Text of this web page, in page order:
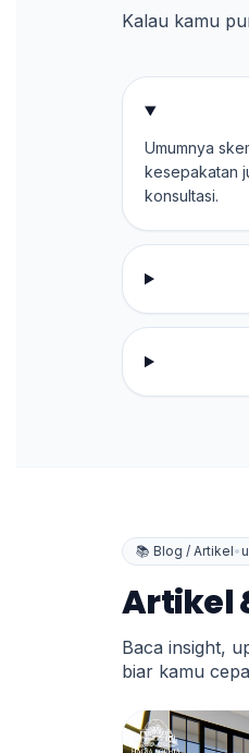
Kalau kamu
Umumnya
kesepakatan
konsultasi.
📚 Blog / Artikel•
Artikel
Baca insight,
biar kamu